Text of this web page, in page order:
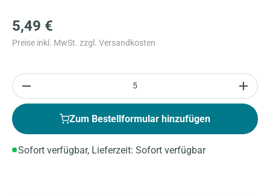
5,49 €
Preise inkl. MwSt. zzgl. Versandkosten
Anzahl
Zum Bestellformular hinzufügen
Sofort verfügbar, Lieferzeit: Sofort verfügbar